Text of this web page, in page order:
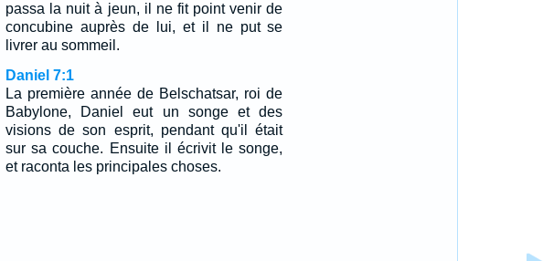
passa la nuit à jeun, il ne fit point venir de
concubine auprès de lui, et il ne put se
livrer au sommeil.
Daniel 7:1
La première année de Belschatsar, roi de
Babylone, Daniel eut un songe et des
visions de son esprit, pendant qu'il était
sur sa couche. Ensuite il écrivit le songe,
et raconta les principales choses.